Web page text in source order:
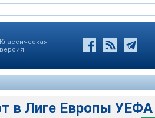
Классическая
версия
в Лиге Европы УЕФА